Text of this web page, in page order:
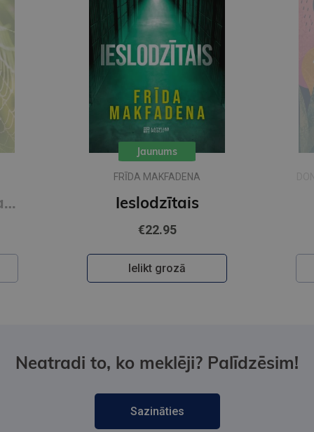
Zīda neceļi. Vakara romāns
Jaunums
FRĪDA MAKFADENA
Ieslodzītais
€22.95
Ielikt grozā
Neatradi to, ko meklēji? Palīdzēsim!
Sazināties